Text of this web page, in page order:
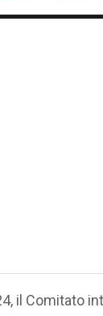
il Comitato